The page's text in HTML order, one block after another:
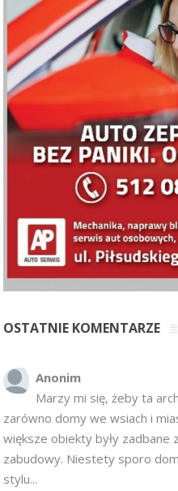
OSTATNIE KOMENTARZE
Anonim
Marzy mi się, żeby ta
zarówno domy we wsiach i
większe obiekty były zadbane
zabudowy. Niestety sporo
stylu...